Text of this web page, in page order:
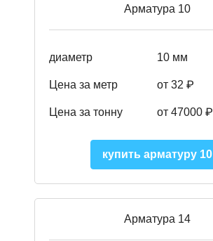
Арматура 10
диаметр 10 мм
Цена за метр от 32 ₽
Цена за тонну от 47000 ₽
купить арматуру 10
Арматура 14